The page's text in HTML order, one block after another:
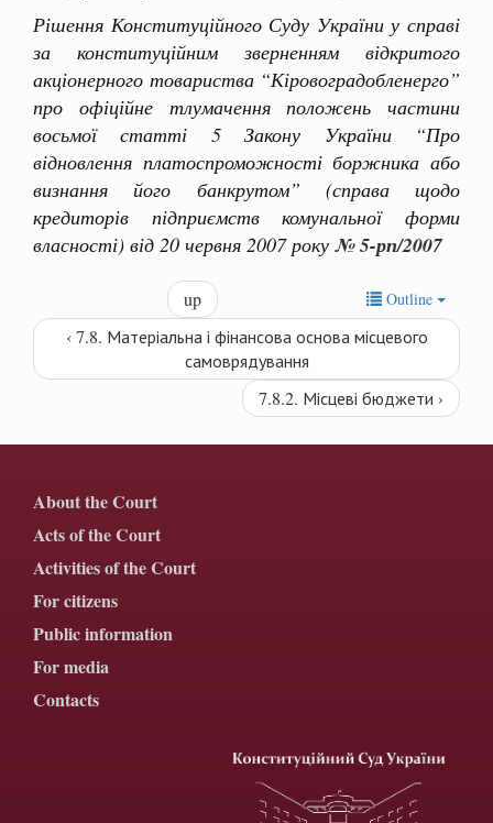
Рішення Конституційного Суду України у справі
за конституційним зверненням відкритого
акціонерного товариства “Кіровоградобленерго”
про офіційне тлумачення положень частини
восьмої статті 5 Закону України “Про
відновлення платоспроможності боржника або
визнання його банкрутом” (справа щодо
кредиторів підприємств комунальної форми
власності) від 20 червня 2007 року № 5-рп/2007
Outline
‹ 7.8. Матеріальна і фінансова основа місцевого
самоврядування
up
7.8.2. Місцеві бюджети ›
About the Court
Acts of the Court
Activities of the Court
For citizens
Public information
For media
Contacts